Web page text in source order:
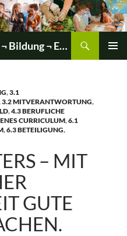
»die initiative ¬ Gesundheit ¬ Bildung ¬ Entwicklung«
,3.1
3.2 MITVERANTWORTUNG,
,4.3 BERUFLICHE
CURRICULUM,6.1
,6.3 BETEILIGUNG,
– MIT
GUTE